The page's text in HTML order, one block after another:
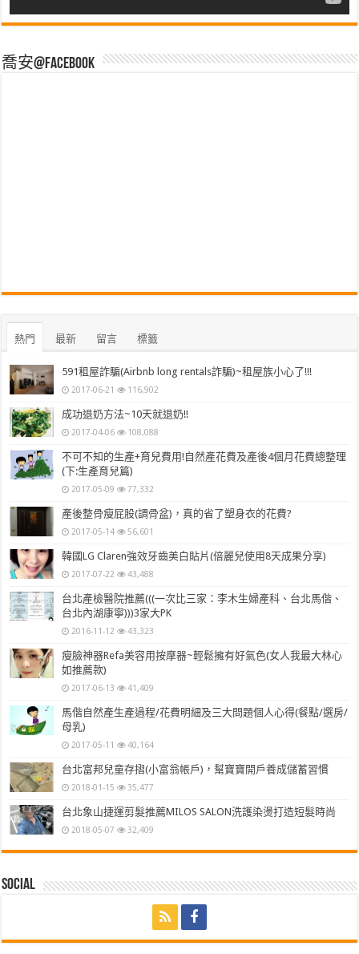
喬安@Facebook
熱門 最新 留言 標籤
591租屋詐騙(Airbnb long rentals詐騙)~租屋族小心了!!!
2017-06-21 116,902
成功退奶方法~10天就退奶!!
2017-04-06 108,088
不可不知的生產+育兒費用!自然產花費及產後4個月花費總整理
(下:生產育兒篇)
2017-05-09 77,332
產後整骨瘦屁股(調骨盆)，真的省了塑身衣的花費?
2017-05-14 56,601
韓國LG Claren強效牙齒美白貼片(倍麗兒使用8天成果分享)
2017-07-22 43,488
台北產檢醫院推薦(((一次比三家：李木生婦產科、台北馬偕、
台北內湖康寧)))3家大PK
2016-11-12 43,323
瘦臉神器Refa美容用按摩器~輕鬆擁有好氣色(女人我最大林心
如推薦款)
2017-06-13 41,409
馬偕自然產生產過程/花費明細及三大問題個人心得(餐點/選房/
母乳)
2017-05-11 40,164
台北富邦兒童存摺(小富翁帳戶)，幫寶寶開戶養成儲蓄習慣
2018-01-15 35,477
台北象山捷運剪髮推薦MILOS SALON洗護染燙打造短髮時尚
2018-05-07 32,409
Social